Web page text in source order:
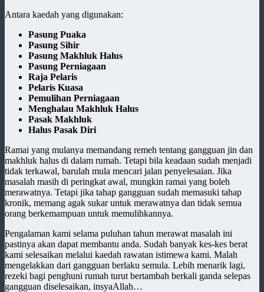
Antara kaedah yang digunakan:
Pasung Puaka
Pasung Sihir
Pasung Makhluk Halus
Pasung Perniagaan
Raja Pelaris
Pelaris Kuasa
Pemulihan Perniagaan
Menghalau Makhluk Halus
Pasak Makhluk
Halus Pasak Diri
Ramai yang mulanya memandang remeh tentang gangguan jin dan
makhluk halus di dalam rumah. Tetapi bila keadaan sudah menjadi
tidak terkawal, barulah mula mencari jalan penyelesaian. Jika
masalah masih di peringkat awal, mungkin ramai yang boleh
merawatnya. Tetapi jika tahap gangguan sudah memasuki tahap
kronik, memang agak sukar untuk merawatnya dan tidak semua
orang berkemampuan untuk memulihkannya.
Pengalaman kami selama puluhan tahun merawat masalah ini
pastinya akan dapat membantu anda. Sudah banyak kes-kes berat
kami selesaikan melalui kaedah rawatan istimewa kami. Malah
mengelakkan dari gangguan berlaku semula. Lebih menarik lagi,
rezeki bagi penghuni rumah turut bertambah berkali ganda selepas
gangguan diselesaikan, insyaAllah…